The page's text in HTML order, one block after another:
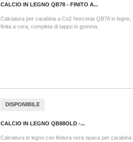
CALCIO IN LEGNO QB78 - FINITO A...
Calciatura per carabina a Co2 Norconia QB78 in legno,
finita a cera, completa di tappo in gomma.
DISPONIBILE
CALCIO IN LEGNO QB88OLD -...
Calciatura in legno con finitura nera opaca per carabina